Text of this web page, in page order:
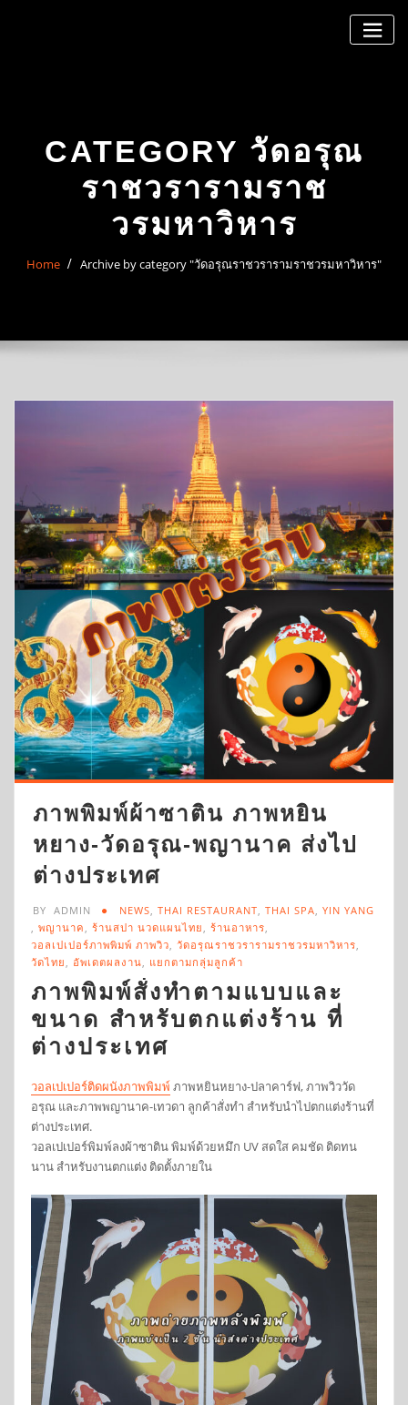
CATEGORY วัดอรุณ
ราชวรารามราช
วรมหาวิหาร
Home Archive by category "วัดอรุณราชวรารามราชวรมหาวิหาร"
ภาพพิมพ์ผ้าซาติน ภาพหยิน
หยาง-วัดอรุณ-พญานาค ส่งไป
ต่างประเทศ
BY ADMIN NEWS THAI RESTAURANT THAI SPA YIN YANG
พญานาค ร้านสปา นวดแผนไทย ร้านอาหาร
วอลเปเปอร์ภาพพิมพ์ ภาพวิว วัดอรุณราชวรารามราชวรมหาวิหาร
วัดไทย
อัพเดตผลงาน แยกตามกลุ่มลูกค้า
ภาพพิมพ์สั่งทำตามแบบและ
ขนาด สำหรับตกแต่งร้าน ที่
ต่างประเทศ
วอลเปเปอร์ติดผนังภาพพิมพ์ภาพหยินหยาง-ปลาคาร์ฟ, ภาพวิววัด
อรุณ และภาพพญานาค-เทวดา ลูกค้าสั่งทำ สำหรับนำไปตกแต่งร้านที่
ต่างประเทศ.
วอลเปเปอร์พิมพ์ลงผ้าซาติน พิมพ์ด้วยหมึก UV สดใส คมชัด ติดทน
นาน สำหรับงานตกแต่ง ติดตั้งภายใน